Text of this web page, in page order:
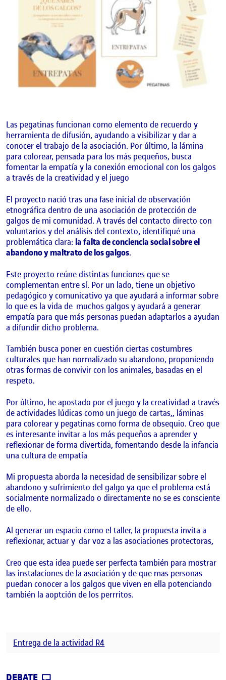
Las pegatinas funcionan como elemento de recuerdo y
herramienta de difusión, ayudando a visibilizar y dar a
conocer el trabajo de la asociación. Por último, la lámina
para colorear, pensada para los más pequeños, busca
fomentar la empatía y la conexión emocional con los galgos
a través de la creatividad y el juego
El proyecto nació tras una fase inicial de observación
etnográfica dentro de una asociación de protección de
galgos de mi comunidad. A través del contacto directo con
voluntarios y del análisis del contexto, identifiqué una
problemática clara: la falta de conciencia social sobre el
abandono y maltrato de los galgos.
Este proyecto reúne distintas funciones que se
complementan entre sí. Por un lado, tiene un objetivo
pedagógico y comunicativo ya que ayudará a informar sobre
lo que es la vida de muchos galgos y ayudará a generar
empatía para que más personas puedan adaptarlos a ayudan
a difundir dicho problema.
También busca poner en cuestión ciertas costumbres
culturales que han normalizado su abandono, proponiendo
otras formas de convivir con los animales, basadas en el
respeto.
Por último, he apostado por el juego y la creatividad a través
de actividades lúdicas como un juego de cartas,, láminas
para colorear y pegatinas como forma de obsequio. Creo que
es interesante invitar a los más pequeños a aprender y
reflexionar de forma divertida, fomentando desde la infancia
una cultura de empatía
Mi propuesta aborda la necesidad de sensibilizar sobre el
abandono y sufrimiento del galgo ya que el problema está
socialmente normalizado o directamente no se es consciente
de ello.
Al generar un espacio como el taller, la propuesta invita a
reflexionar, actuar y dar voz a las asociaciones protectoras,
Creo que esta idea puede ser perfecta también para mostrar
las instalaciones de la asociación y de que mas personas
puedan conocer a los galgos que viven en ella potenciando
también la aoptción de los perrritos.
Entrega de la actividad R4